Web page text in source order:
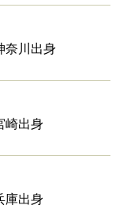
奈川出身
崎出身
庫出身